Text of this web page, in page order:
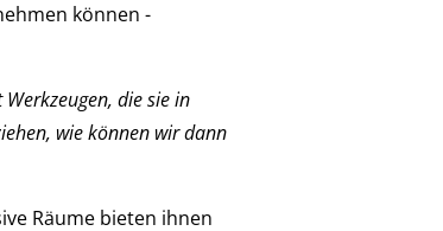
können -
die sie in
wie können wir dann
Räume bieten ihnen